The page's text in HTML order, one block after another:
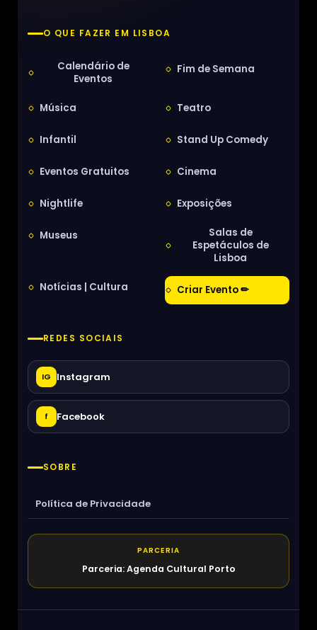
O QUE FAZER EM LISBOA
Calendário de
Eventos
Fim de Semana
Música Teatro
Infantil Stand Up Comedy
Eventos Gratuitos Cinema
Nightlife Exposições
Museus
Salas de
Espetáculos de
Lisboa
Notícias | Cultura Criar Evento ✏
REDES SOCIAIS
IG Instagram
f Facebook
SOBRE
Política de Privacidade
PARCERIA
Parceria: Agenda Cultural Porto